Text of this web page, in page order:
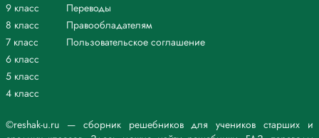
©reshak-u.ru — сборник решебников для учеников старших и
9 класс
8 класс
7 класс
6 класс
5 класс
4 класс
Переводы
Правообладателям
Пользовательское соглашение